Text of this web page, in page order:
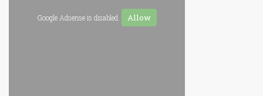
Google Adsense is disabled. Allow